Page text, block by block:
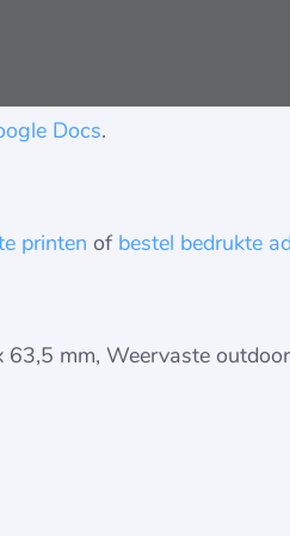
Docs.
printen of bestel bedrukte
mm, Weervaste